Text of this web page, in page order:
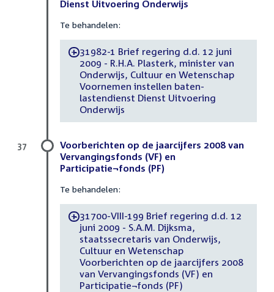
Dienst Uitvoering Onderwijs
Te behandelen:
-31982-1 Brief regering d.d. 12 juni
2009 - R.H.A. Plasterk, minister van
Onderwijs, Cultuur en Wetenschap
Voornemen instellen baten-
lastendienst Dienst Uitvoering
Onderwijs
Voorberichten op de jaarcijfers 2008 van
Vervangingsfonds (VF) en
Participatie¬fonds (PF)
Te behandelen:
-31700-VIII-199 Brief regering d.d. 12
juni 2009 - S.A.M. Dijksma,
staatssecretaris van Onderwijs,
Cultuur en Wetenschap
Voorberichten op de jaarcijfers 2008
van Vervangingsfonds (VF) en
Participatie¬fonds (PF)
37